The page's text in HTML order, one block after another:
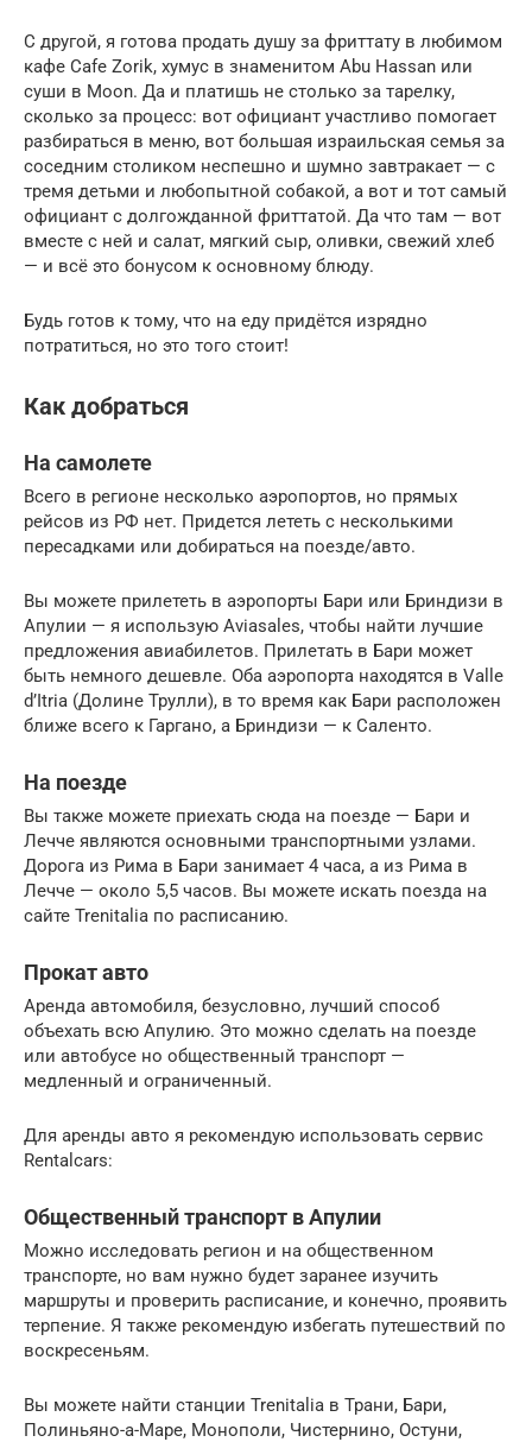
С другой, я готова продать душу за фриттату в любимом
кафе Cafe Zorik, хумус в знаменитом Abu Hassan или
суши в Moon. Да и платишь не столько за тарелку,
сколько за процесс: вот официант участливо помогает
разбираться в меню, вот большая израильская семья за
соседним столиком неспешно и шумно завтракает — с
тремя детьми и любопытной собакой, а вот и тот самый
официант с долгожданной фриттатой. Да что там — вот
вместе с ней и салат, мягкий сыр, оливки, свежий хлеб
— и всё это бонусом к основному блюду.
Будь готов к тому, что на еду придётся изрядно
потратиться, но это того стоит!
Как добраться
На самолете
Всего в регионе несколько аэропортов, но прямых
рейсов из РФ нет. Придется лететь с несколькими
пересадками или добираться на поезде/авто.
Вы можете прилететь в аэропорты Бари или Бриндизи в
Апулии — я использую Aviasales, чтобы найти лучшие
предложения авиабилетов. Прилетать в Бари может
быть немного дешевле. Оба аэропорта находятся в Valle
d’Itria (Долине Трулли), в то время как Бари расположен
ближе всего к Гаргано, а Бриндизи — к Саленто.
На поезде
Вы также можете приехать сюда на поезде — Бари и
Лечче являются основными транспортными узлами.
Дорога из Рима в Бари занимает 4 часа, а из Рима в
Лечче — около 5,5 часов. Вы можете искать поезда на
сайте Trenitalia по расписанию.
Прокат авто
Аренда автомобиля, безусловно, лучший способ
объехать всю Апулию. Это можно сделать на поезде
или автобусе но общественный транспорт —
медленный и ограниченный.
Для аренды авто я рекомендую использовать сервис
Rentalcars:
Общественный транспорт в Апулии
Можно исследовать регион и на общественном
транспорте, но вам нужно будет заранее изучить
маршруты и проверить расписание, и конечно, проявить
терпение. Я также рекомендую избегать путешествий по
воскресеньям.
Вы можете найти станции Trenitalia в Трани, Бари,
Полиньяно-а-Маре, Монополи, Чистернино, Остуни,